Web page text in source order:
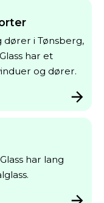
i Tønsberg,
har et
og dører.
har lang